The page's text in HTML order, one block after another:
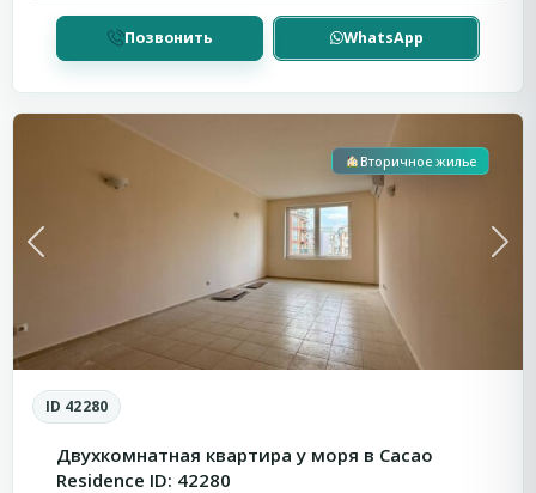
Позвонить WhatsApp
Солнечный
Берег
Previous Next
Вторичное жилье
ID 42280
Двухкомнатная квартира у моря в Cacao
Residence ID: 42280